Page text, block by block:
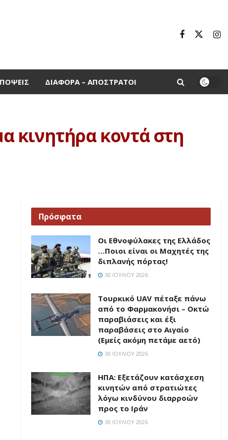
ΔΙΆΦΟΡΑ – ΑΠΌΣΤΡΑΤΟΙ
κινητήρα κοντά στη
Πρόσφατα
Οι Εθνοφύλακες της Ελλάδος
…Ποιοι είναι οι Μαχητές της
διπλανής πόρτας!
30 ΙΟΥΛΊΟΥ 2026
Τουρκικό UAV πέταξε πάνω
από το Φαρμακονήσι – Οκτώ
παραβιάσεις και έξι
παραβάσεις στο Αιγαίο
(Εμείς ακόμη πετάμε αετό)
30 ΙΟΥΛΊΟΥ 2026
ΗΠΑ: Εξετάζουν κατάσχεση
κινητών από στρατιώτες
λόγω κινδύνου διαρροών
προς το Ιράν
30 ΙΟΥΛΊΟΥ 2026